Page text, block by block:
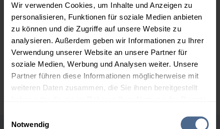
Wir verwenden Cookies, um Inhalte und Anzeigen zu
personalisieren, Funktionen für soziale Medien anbieten
zu können und die Zugriffe auf unsere Website zu
analysieren. Außerdem geben wir Informationen zu Ihrer
Verwendung unserer Website an unsere Partner für
soziale Medien, Werbung und Analysen weiter. Unsere
Partner führen diese Informationen möglicherweise mit
weiteren Daten zusammen, die Sie ihnen bereitgestellt
Notwendig
3.000 Liter
158,21 €
158,21 €
0,00 €
5.000 Liter
156,70 €
156,70 €
0,00 €
Preise für Heizöl in Standardqualität nach Ö-Norm C 1109 in € / 100
Liter inkl. MwSt. und Lieferung bei einer Lieferstelle.